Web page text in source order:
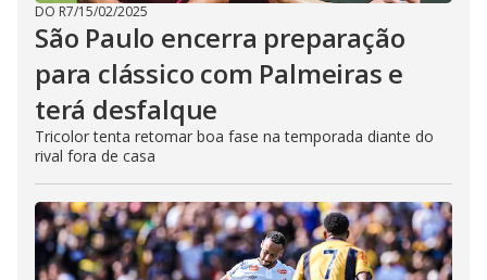
DO R7/15/02/2025
São Paulo encerra preparação
para clássico com Palmeiras e
terá desfalque
Tricolor tenta retomar boa fase na temporada diante do
rival fora de casa